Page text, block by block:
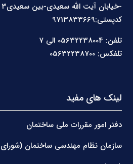
کدپستی:9713833669
تلفن: 05632238004 الی 7
تلفکس: 05632238700
لینک های مفید
دفتر امور مقررات ملی ساختمان
سازمان نظام مهندسی ساختمان